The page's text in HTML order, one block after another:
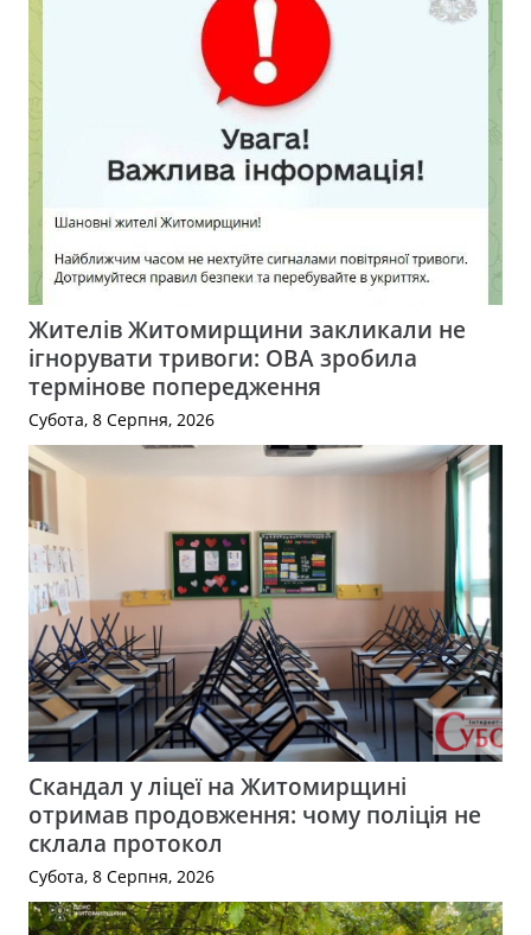
Жителів Житомирщини закликали не
ігнорувати тривоги: ОВА зробила
термінове попередження
Субота, 8 Серпня, 2026
Скандал у ліцеї на Житомирщині
отримав продовження: чому поліція не
склала протокол
Субота, 8 Серпня, 2026